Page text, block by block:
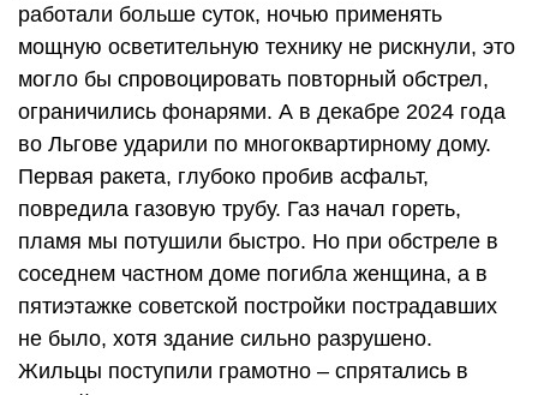
работали больше суток, ночью применять
мощную осветительную технику не рискнули, это
могло бы спровоцировать повторный обстрел,
ограничились фонарями. А в декабре 2024 года
во Льгове ударили по многоквартирному дому.
Первая ракета, глубоко пробив асфальт,
повредила газовую трубу. Газ начал гореть,
пламя мы потушили быстро. Но при обстреле в
соседнем частном доме погибла женщина, а в
пятиэтажке советской постройки пострадавших
не было, хотя здание сильно разрушено.
Жильцы поступили грамотно – спрятались в